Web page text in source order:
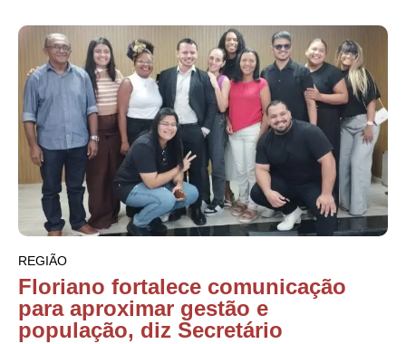
REGIÃO
Floriano fortalece comunicação
para aproximar gestão e
população, diz Secretário